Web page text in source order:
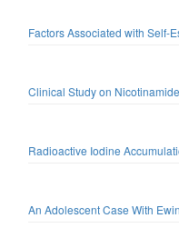
Factors Associated with Self-
Clinical Study on
Radioactive Iodine
An Adolescent Case With